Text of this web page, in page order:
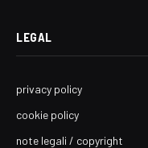
LEGAL
privacy policy
cookie policy
note legali / copyright